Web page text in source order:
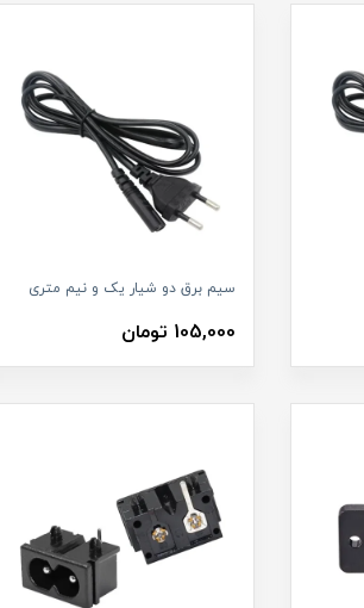
سیم برق دو شیار یک و نیم متری
105,000 تومان